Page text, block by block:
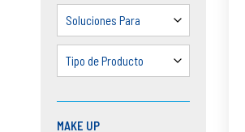
Soluciones Para
Tipo de Producto
MAKE UP